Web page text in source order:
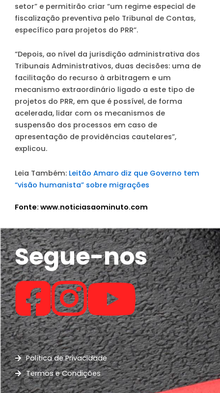
setor” e permitirão criar “um regime especial de
fiscalização preventiva pelo Tribunal de Contas,
específico para projetos do PRR”.
“Depois, ao nível da jurisdição administrativa dos
Tribunais Administrativos, duas decisões: uma de
facilitação do recurso à arbitragem e um
mecanismo extraordinário ligado a este tipo de
projetos do PRR, em que é possível, de forma
acelerada, lidar com os mecanismos de
suspensão dos processos em caso de
apresentação de providências cautelares”,
explicou.
Leia Também: Leitão Amaro diz que Governo tem
“visão humanista” sobre migrações
Fonte: www.noticiasaominuto.com
Segue-nos
Política de Privacidade
Termos e Condições